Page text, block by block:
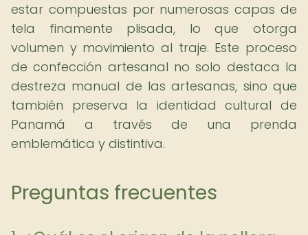
estar compuestas por numerosas capas de
tela finamente plisada, lo que otorga
volumen y movimiento al traje. Este proceso
de confección artesanal no solo destaca la
destreza manual de las artesanas, sino que
también preserva la identidad cultural de
Panamá a través de una prenda
emblemática y distintiva.
Preguntas frecuentes